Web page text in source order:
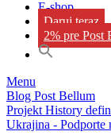
E-shop
Daruj teraz
2% pre Post
Menu
Blog Post Bellum
Projekt History
Ukrajina - Podporte